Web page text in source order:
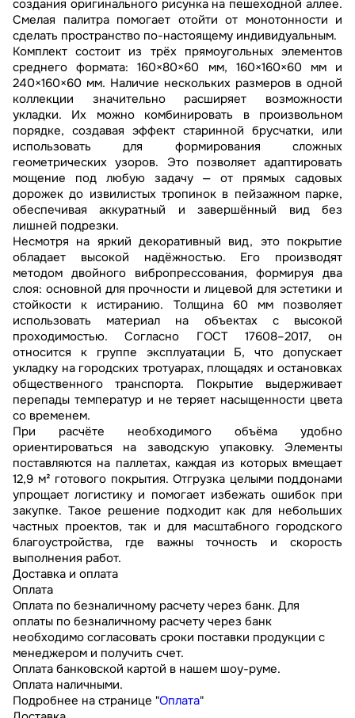
создания оригинального рисунка на пешеходной аллее.
Смелая палитра помогает отойти от монотонности и
сделать пространство по-настоящему индивидуальным.
Комплект состоит из трёх прямоугольных элементов
среднего формата: 160×80×60 мм, 160×160×60 мм и
240×160×60 мм. Наличие нескольких размеров в одной
коллекции значительно расширяет возможности
укладки. Их можно комбинировать в произвольном
порядке, создавая эффект старинной брусчатки, или
использовать для формирования сложных
геометрических узоров. Это позволяет адаптировать
мощение под любую задачу — от прямых садовых
дорожек до извилистых тропинок в пейзажном парке,
обеспечивая аккуратный и завершённый вид без
лишней подрезки.
Несмотря на яркий декоративный вид, это покрытие
обладает высокой надёжностью. Его производят
методом двойного вибропрессования, формируя два
слоя: основной для прочности и лицевой для эстетики и
стойкости к истиранию. Толщина 60 мм позволяет
использовать материал на объектах с высокой
проходимостью. Согласно ГОСТ 17608–2017, он
относится к группе эксплуатации Б, что допускает
укладку на городских тротуарах, площадях и остановках
общественного транспорта. Покрытие выдерживает
перепады температур и не теряет насыщенности цвета
со временем.
При расчёте необходимого объёма удобно
ориентироваться на заводскую упаковку. Элементы
поставляются на паллетах, каждая из которых вмещает
12,9 м² готового покрытия. Отгрузка целыми поддонами
упрощает логистику и помогает избежать ошибок при
закупке. Такое решение подходит как для небольших
частных проектов, так и для масштабного городского
благоустройства, где важны точность и скорость
выполнения работ.
Доставка и оплата
Оплата
Оплата по безналичному расчету через банк. Для
оплаты по безналичному расчету через банк
необходимо согласовать сроки поставки продукции с
менеджером и получить счет.
Оплата банковской картой в нашем шоу-руме.
Оплата наличными.
Подробнее на странице "Оплата"